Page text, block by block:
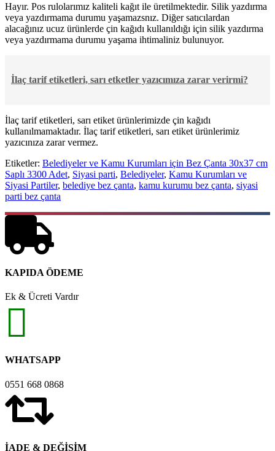
Hayır. Pos rulolarımız kaliteli kağıt ile üretilmektedir. Silik yazdırma
veya yazdırmama durumu yaşamazsnız. Diğer satıcılardan
alacağınız ucuz ürünlerde çin kağıdı kullanıldığı için silik yazdırma
veya yazdırmama durumu yaşama ihtimaliniz bulunuyor.
İlaç tarif etiketleri, sarı etketler yazıcımıza zarar verirmi?
İlaç tarif etiketleri, sarı etiket ürünlerimizde çin kağıdı
kullanılmamaktadır. İlaç tarif etiketleri, sarı etiket ürünlerimiz
yazıcınıza zarar vermez.
Etiketler: Belediyeler ve Kamu Kurumları için Bez Çanta 30x37 cm
Saplı 3300 Adet, Siyasi parti, Belediyeler, Kamu Kurumları ve
Siyasi Partiler, belediye bez çanta, kamu kurumu bez çanta, siyasi
parti bez çanta
KAPIDA ÖDEME
Ek & Ücreti Vardır
WHATSAPP
0551 668 0868
İADE & DEĞİŞİM